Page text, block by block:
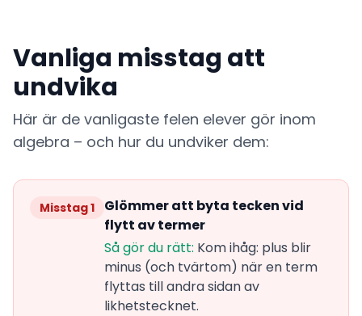
Vanliga misstag att
undvika
Här är de vanligaste felen elever gör inom
algebra – och hur du undviker dem:
Misstag 1
Glömmer att byta tecken vid
flytt av termer
Så gör du rätt: Kom ihåg: plus blir
minus (och tvärtom) när en term
flyttas till andra sidan av
likhetstecknet.